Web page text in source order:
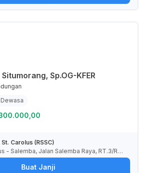
Sp.OG-KFER
Carolus (RSSC)
- Salemba, Jalan Salemba Raya, RT.3/RW.
Jakarta Pusat, Daerah Khusus Ibukota J
Buat Janji